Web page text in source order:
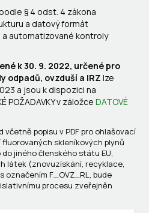
§ 4 odst. 4 zákona
a datový formát
automatizované kontroly
k 30. 9. 2022, určené pro
odpadů, ovzduší a IRZ lze
a jsou k dispozici na
POŽADAVKY v záložce DATOVÉ
včetně popisu v PDF pro ohlašovací
skleníkových plynů
jiného členského státu EU,
látek (znovuzískání, recyklace,
F_OVZ_RL, bude
procesu zveřejněn